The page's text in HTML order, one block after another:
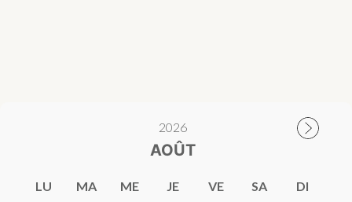
2026
AOÛT
LU MA ME JE VE SA DI